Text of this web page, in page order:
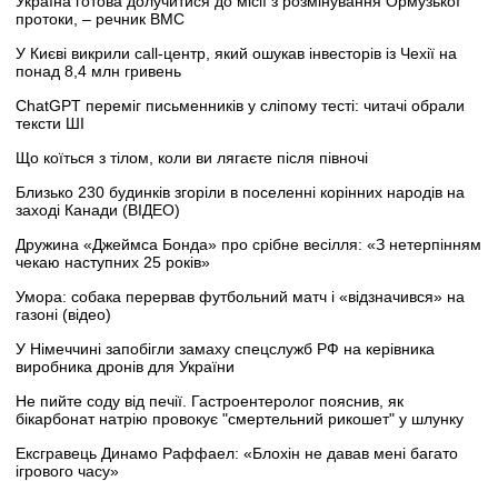
протоки, – речник ВМС
У Києві викрили call-центр, який ошукав інвесторів із Чехії на
понад 8,4 млн гривень
ChatGPT переміг письменників у сліпому тесті: читачі обрали
тексти ШІ
Що коїться з тілом, коли ви лягаєте після півночі
Близько 230 будинків згоріли в поселенні корінних народів на
заході Канади (ВІДЕО)
Дружина «Джеймса Бонда» про срібне весілля: «З нетерпінням
чекаю наступних 25 років»
Умора: собака перервав футбольний матч і «відзначився» на
газоні (відео)
У Німеччині запобігли замаху спецслужб РФ на керівника
виробника дронів для України
Не пийте соду від печії. Гастроентеролог пояснив, як
бікарбонат натрію провокує "смертельний рикошет" у шлунку
Ексгравець Динамо Раффаел: «Блохін не давав мені багато
ігрового часу»